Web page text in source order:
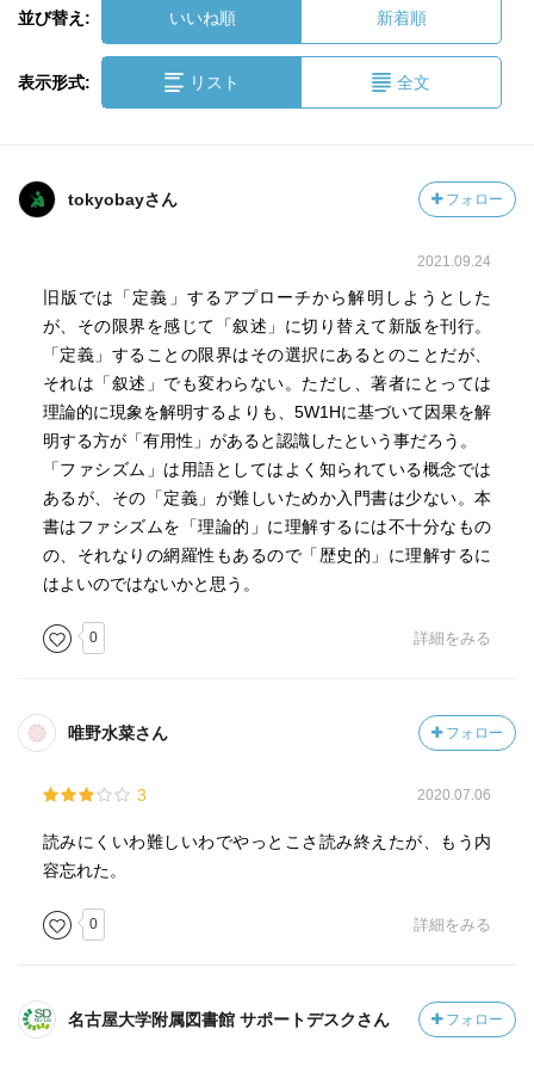
並び替え: いいね順 新着順
表示形式: リスト 全文
tokyobayさん フォロー
2021.09.24
旧版では「定義」するアプローチから解明しようとした
が、その限界を感じて「叙述」に切り替えて新版を刊行。
「定義」することの限界はその選択にあるとのことだが、
それは「叙述」でも変わらない。ただし、著者にとっては
理論的に現象を解明するよりも、5W1Hに基づいて因果を解
明する方が「有用性」があると認識したという事だろう。
「ファシズム」は用語としてはよく知られている概念では
あるが、その「定義」が難しいためか入門書は少ない。本
書はファシズムを「理論的」に理解するには不十分なもの
の、それなりの網羅性もあるので「歴史的」に理解するに
はよいのではないかと思う。
0 詳細をみる
唯野水菜さん フォロー
3 2020.07.06
読みにくいわ難しいわでやっとこさ読み終えたが、もう内
容忘れた。
0 詳細をみる
名古屋大学附属図書館 サポートデスクさん フォロー